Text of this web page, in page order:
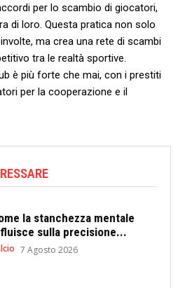
per ⁣lo scambio di giocatori,
di loro. ‍Questa ⁣pratica non solo
ma crea una rete di scambi
tra⁤ le ⁢realtà​ sportive.
⁣è più forte⁢ che mai, ​con i ⁢prestiti
per la cooperazione e il
la stanchezza mentale
sulla precisione...
7 Agosto 2026